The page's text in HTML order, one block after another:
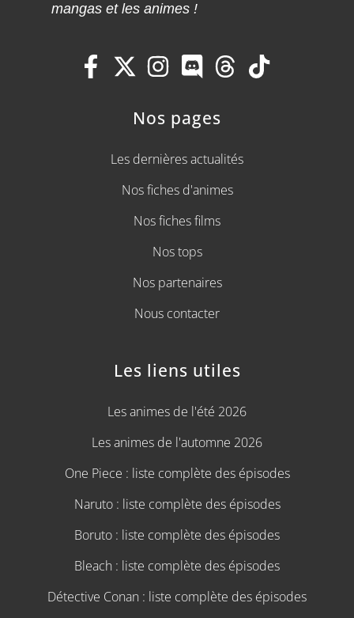
mangas et les animes !
Nos pages
Les dernières actualités
Nos fiches d'animes
Nos fiches films
Nos tops
Nos partenaires
Nous contacter
Les liens utiles
Les animes de l'été 2026
Les animes de l'automne 2026
One Piece : liste complète des épisodes
Naruto : liste complète des épisodes
Boruto : liste complète des épisodes
Bleach : liste complète des épisodes
Détective Conan : liste complète des épisodes